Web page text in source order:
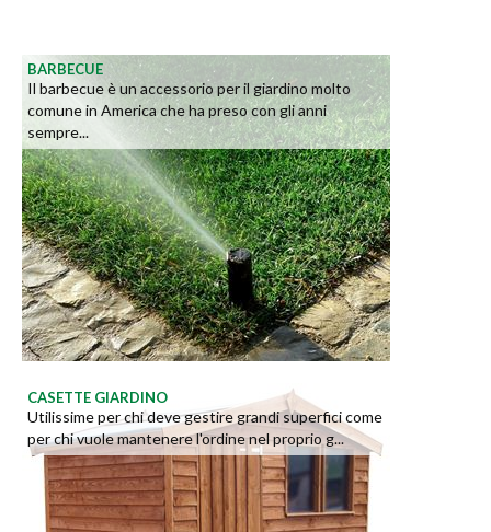
BARBECUE
Il barbecue è un accessorio per il giardino molto
comune in America che ha preso con gli anni
sempre...
CASETTE GIARDINO
Utilissime per chi deve gestire grandi superfici come
per chi vuole mantenere l'ordine nel proprio g...